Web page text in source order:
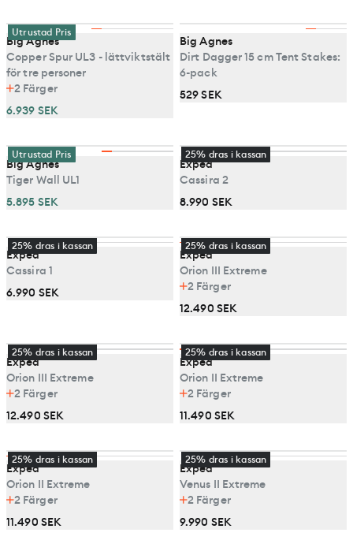
Utrustad Pris
Big Agnes
Copper Spur UL3 - lättviktstält
för tre personer
2 Färger
6.939 SEK
Big Agnes
Dirt Dagger 15 cm Tent Stakes:
6-pack
529 SEK
Utrustad Pris
Big Agnes
Tiger Wall UL1
5.895 SEK
25% dras i kassan
Exped
Cassira 2
8.990 SEK
25% dras i kassan
Exped
Cassira 1
6.990 SEK
25% dras i kassan
Exped
Orion III Extreme
2 Färger
12.490 SEK
25% dras i kassan
Exped
Orion III Extreme
2 Färger
12.490 SEK
25% dras i kassan
Exped
Orion II Extreme
2 Färger
11.490 SEK
25% dras i kassan
Exped
Orion II Extreme
2 Färger
11.490 SEK
25% dras i kassan
Exped
Venus II Extreme
2 Färger
9.990 SEK